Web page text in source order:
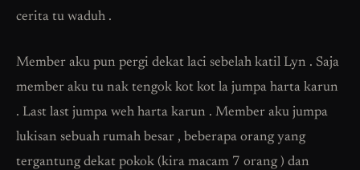
cerita tu waduh .
Member aku pun pergi dekat laci sebelah katil Lyn . Saja
member aku tu nak tengok kot kot la jumpa harta karun
. Last last jumpa weh harta karun . Member aku jumpa
lukisan sebuah rumah besar , beberapa orang yang
tergantung dekat pokok (kira macam 7 orang ) dan